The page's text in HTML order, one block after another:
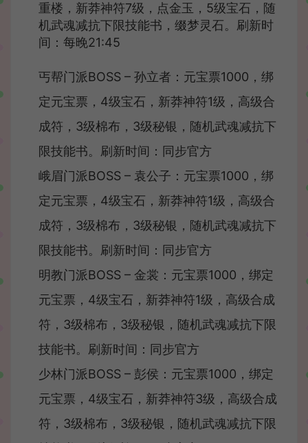
重楼，新莽神符7级，点金玉，5级宝石，随
机武魂减抗下限技能书，缀梦灵石。刷新时
间：每晚21:45
丐帮门派BOSS – 孙立者：元宝票1000，绑
定元宝票，4级宝石，新莽神符1级，高级合
成符，3级棉布，3级秘银，随机武魂减抗下
限技能书。刷新时间：同步官方
峨眉门派BOSS – 袁公子：元宝票1000，绑
定元宝票，4级宝石，新莽神符1级，高级合
成符，3级棉布，3级秘银，随机武魂减抗下
限技能书。刷新时间：同步官方
明教门派BOSS – 金裳：元宝票1000，绑定
元宝票，4级宝石，新莽神符1级，高级合成
符，3级棉布，3级秘银，随机武魂减抗下限
技能书。刷新时间：同步官方
少林门派BOSS – 彭侯：元宝票1000，绑定
元宝票，4级宝石，新莽神符3级，高级合成
符，3级棉布，3级秘银，随机武魂减抗下限